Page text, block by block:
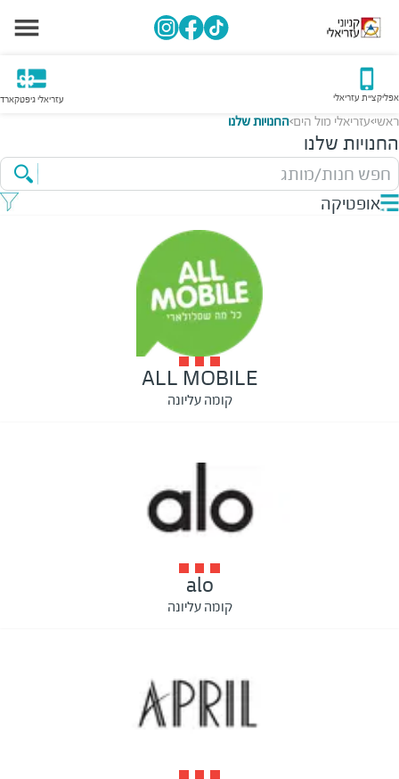
אפליקציית עזריאלי עזריאלי גיפטקארד
ראשי>עזריאלי מול הים>החנויות שלנו
החנויות שלנו
חפש חנות/מותג
אופטיקה
ALL MOBILE
קומה עליונה
alo
קומה עליונה